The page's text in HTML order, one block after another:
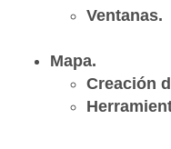
Ventanas.
Mapa.
Creación